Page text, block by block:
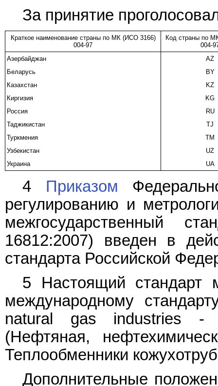
За принятие
Краткое наименование страны по МК (ИСО 3166)
004-97
Код страны по
004-
Азербайджан
AZ
Беларусь
BY
Казахстан
KZ
Киргизия
KG
Россия
RU
Таджикистан
TJ
Туркмения
TM
Узбекистан
UZ
Украина
UA
4 Приказом
регулированию и
межгосударственный
16812:2007) введен в
стандарта Российской
5 Настоящий стандарт
международному
natural gas industries -
(Нефтяная,
Теплообменники
Дополнительные